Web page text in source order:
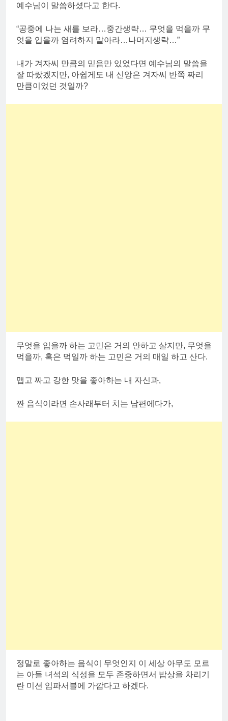
예수님이 말씀하셨다고 한다.
“공중에 나는 새를 보라…중간생략… 무엇을 먹을까 무
엇을 입을까 염려하지 말아라…나머지생략…”
내가 겨자씨 만큼의 믿음만 있었다면 예수님의 말씀을
잘 따랐겠지만, 아쉽게도 내 신앙은 겨자씨 반쪽 짜리
만큼이었던 것일까?
무엇을 입을까 하는 고민은 거의 안하고 살지만, 무엇을
먹을까, 혹은 먹일까 하는 고민은 거의 매일 하고 산다.
맵고 짜고 강한 맛을 좋아하는 내 자신과,
짠 음식이라면 손사래부터 치는 남편에다가,
정말로 좋아하는 음식이 무엇인지 이 세상 아무도 모르
는 아들 녀석의 식성을 모두 존중하면서 밥상을 차리기
란 미션 임파서블에 가깝다고 하겠다.